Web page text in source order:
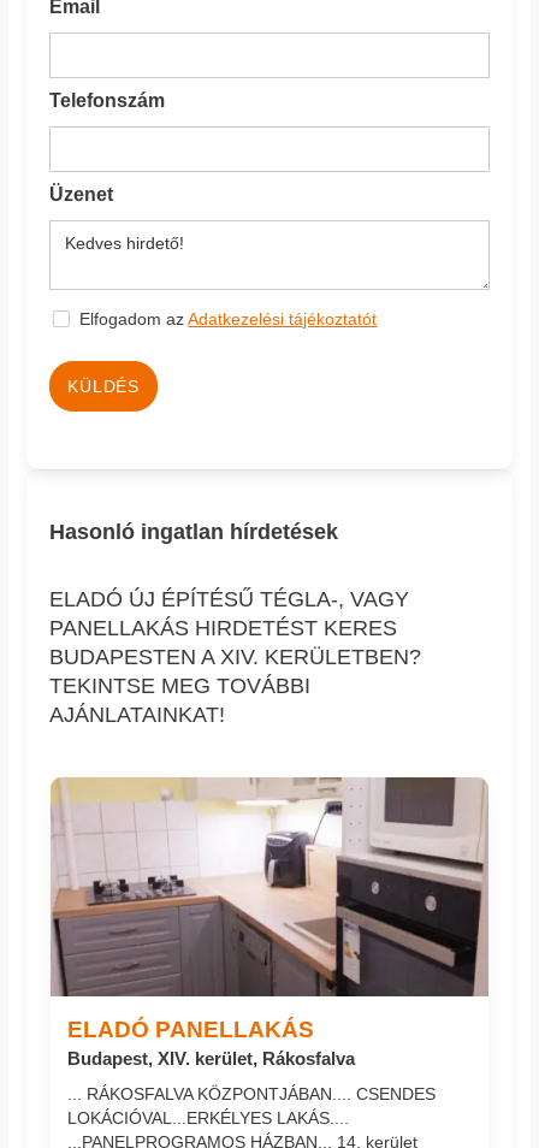
Email
Telefonszám
Üzenet
Elfogadom azAdatkezelési tájékoztatót
KÜLDÉS
Hasonló ingatlan hírdetések
ELADÓ ÚJ ÉPÍTÉSŰ TÉGLA-, VAGY
PANELLAKÁS HIRDETÉST KERES
BUDAPESTEN A XIV. KERÜLETBEN?
TEKINTSE MEG TOVÁBBI
AJÁNLATAINKAT!
ELADÓ PANELLAKÁS
Budapest, XIV. kerület, Rákosfalva
... RÁKOSFALVA KÖZPONTJÁBAN.... CSENDES
LOKÁCIÓVAL...ERKÉLYES LAKÁS....
...PANELPROGRAMOS HÁZBAN... 14. kerület